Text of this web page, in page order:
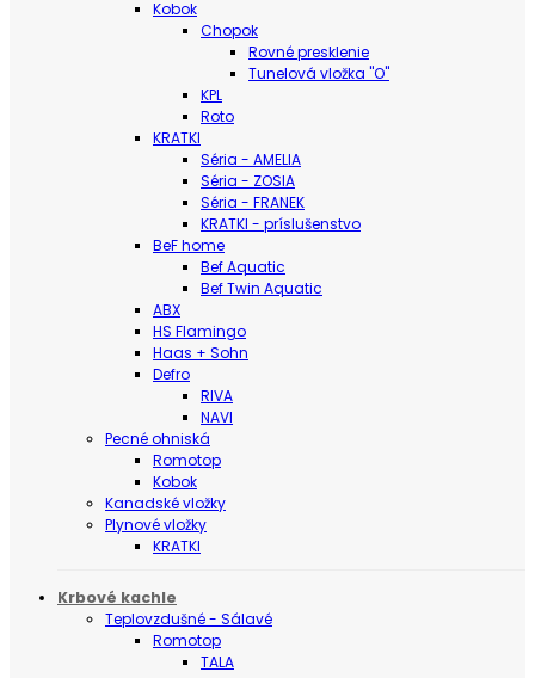
Kobok
Chopok
Rovné presklenie
Tunelová vložka "O"
KPL
Roto
KRATKI
Séria - AMELIA
Séria - ZOSIA
Séria - FRANEK
KRATKI - príslušenstvo
BeF home
Bef Aquatic
Bef Twin Aquatic
ABX
HS Flamingo
Haas + Sohn
Defro
RIVA
NAVI
Pecné ohniská
Romotop
Kobok
Kanadské vložky
Plynové vložky
KRATKI
Krbové kachle
Teplovzdušné - Sálavé
Romotop
TALA